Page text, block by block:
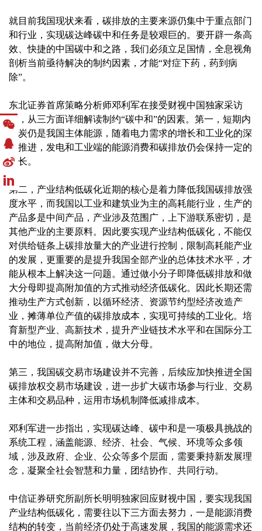
就目前我国现状来看，碳排放的主要来源仍集中于重点部门
和行业，实现碳达峰碳中和任务是较艰巨的。要开辟一条高
效、快捷的中国碳中和之路，我们必须立足国情，全息视角
剖析当前亟待解决的制约因素，才能“对症下药，药到病
除”。
东北证券首席策略分析师邓利军在接受财视中国独家采访
时，从三方面详细解读制约“碳中和”的因素。第一，短期内
煤炭仍是我国主体能源，随着电力需求的增长和工业化的深
入推进，发电和工业端的能源消费和碳排放仍会保持一定的
增长。
第二，产业结构低碳化近期的核心是着力降低我国碳排放强
度水平，而我国以工业和建筑业为主的高耗能行业，生产的
产品多是中间产品，产业涉及范围广，上下游联系密切，是
其他产业的主要原料。因此要实现产业结构低碳化，不能仅
对供给链条上碳排放量大的产业进行控制，限制高耗能产业
的发展，更重要的是提升我国全部产业的总体技术水平，才
能从根本上解决这一问题。通过做小分子即降低碳排放和做
大分母即提高附加值的方式推动经济低碳化。因此长期还需
推动生产方式创新，以循环经济、资源节约型经济改造产
业，摊薄单位产值的碳排放成本，实现可持续的工业化。培
育新型产业、高新技术，提升产业链技术水平和在国际分工
中的地位，提高附加值，做大分母。
第三，我国碳交易市场建设并不完善，后续应加快推进全国
碳排放权交易市场建设，进一步扩大碳市场参与行业、交易
主体和交易品种，运用市场机制降低减排成本。
邓利军进一步指出，实现碳达峰、碳中和是一项极具挑战的
系统工程，涵盖能源、经济、社会、气候、环境等众多领
域，涉及政府、企业、公众等多个层面，需要秉持新发展理
念，凝聚全社会智慧和力量，团结协作、共同行动。
中信证券研究所副所长明明独家回应财视中国，要实现我国
产业结构低碳化，需要往以下三方面去努力，一是能源消费
结构的转变，当前经济仍处于高速发展，我国的能源需求还